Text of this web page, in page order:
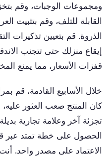
ومجموعات الوجبات، وقم
القابلة للتلف، وقم بتثبيت
الذروة. قم بتعيين تذكيرات
إيقاع منزلك حتى تتجنب
قفزات الأسعار، مما يمنع
خلال الأسابيع القادمة، قم
كان المنتج صعب العثور
تجزئة آخر وعلامة تجارية
الحصول على خطة تمتد عبر
الاعتماد على مصدر واحد.